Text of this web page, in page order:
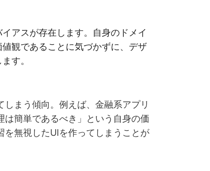
アスが存在します。自身のドメイ
観であることに気づかずに、デザ
す。
まう傾向。例えば、金融系アプリ
簡単であるべき」という自身の価
無視したUIを作ってしまうことが